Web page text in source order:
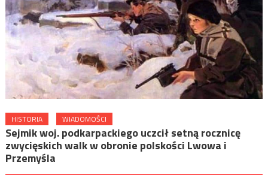
HISTORIA WIADOMOŚCI
Sejmik woj. podkarpackiego uczcił setną rocznicę
zwycięskich walk w obronie polskości Lwowa i
Przemyśla